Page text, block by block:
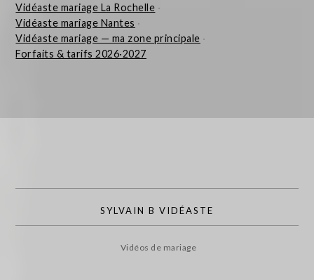
Vidéaste mariage La Rochelle ·
Vidéaste mariage Nantes ·
Vidéaste mariage — ma zone principale ·
Forfaits & tarifs 2026·2027
SYLVAIN B VIDÉASTE
Vidéos de mariage